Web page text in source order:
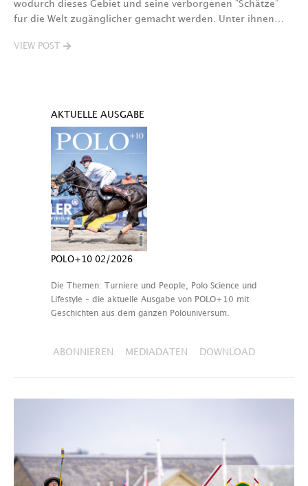
wodurch dieses Gebiet und seine verborgenen “Schätze”
fur die Welt zugänglicher gemacht werden. Unter ihnen…
VIEW POST
AKTUELLE AUSGABE
POLO+10 02/2026
Die Themen: Turniere und People, Polo Science und
Lifestyle – die aktuelle Ausgabe von POLO+10 mit
Geschichten aus dem ganzen Polouniversum.
ABONNIEREN MEDIADATEN DOWNLOAD